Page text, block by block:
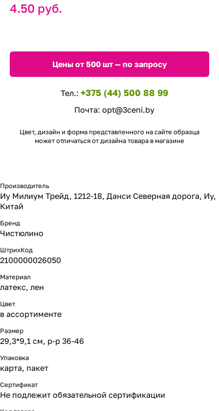
4.50 руб.
Цены от 500 шт — по запросу
Тел.: +375 (44) 500 88 99
Почта: opt@3ceni.by
Цвет, дизайн и форма представленного на сайте образца
может отличаться от дизайна товара в магазине
Производитель
Иу Милиум Трейд, 1212-18, Данси Северная дорога, Иу,
Китай
Бренд
Чистюлино
ШтрихКод
2100000026050
Материал
латекс, лен
Цвет
в ассортименте
Размер
29,3*9,1 см, р-р 36-46
Упаковка
карта, пакет
Сертификат
Не подлежит обязательной сертификации